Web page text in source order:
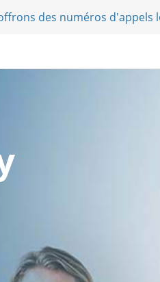
des numéros d'appels